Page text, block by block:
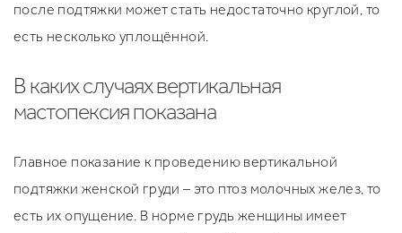
после подтяжки может стать недостаточно круглой, то
есть несколько уплощённой.
В каких случаях вертикальная
мастопексия показана
Главное показание к проведению вертикальной
подтяжки женской груди – это птоз молочных желез, то
есть их опущение. В норме грудь женщины имеет